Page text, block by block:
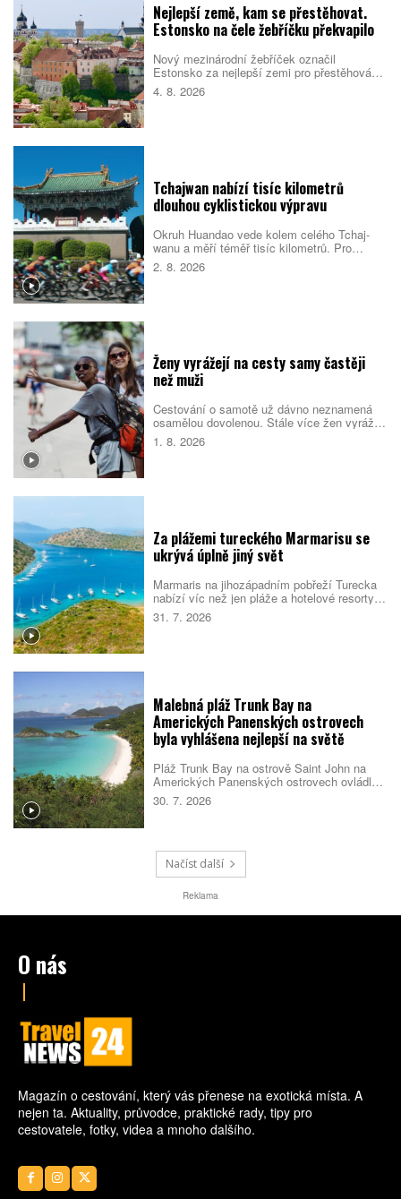
Nejlepší země, kam se přestěhovat.
Estonsko na čele žebříčku překvapilo
Nový mezinárodní žebříček označil
Estonsko za nejlepší zemi pro přestěhování
v roce 2026. Pobaltský stát se umístil před
Singapurem i Malajsií díky kombinaci
4. 8. 2026
Tchajwan nabízí tisíc kilometrů
dlouhou cyklistickou výpravu
Okruh Huandao vede kolem celého Tchaj-
wanu a měří téměř tisíc kilometrů. Pro
místní představuje oblíbený přechodový
rituál, turistům zase ukazuje odlehlé pobřeží,
2. 8. 2026
Ženy vyrážejí na cesty samy častěji
než muži
Cestování o samotě už dávno neznamená
osamělou dovolenou. Stále více žen vyráží
do světa bez partnera či rodiny, zároveň ale
vyhledává malé skupiny stejně naladěných
1. 8. 2026
Za plážemi tureckého Marmarisu se
ukrývá úplně jiný svět
Marmaris na jihozápadním pobřeží Turecka
nabízí víc než jen pláže a hotelové resorty.
Město obklopují borové lesy, zátoky s
průzračnou vodou i pozůstatky dávných
31. 7. 2026
Malebná pláž Trunk Bay na
Amerických Panenských ostrovech
byla vyhlášena nejlepší na světě
Pláž Trunk Bay na ostrově Saint John na
Amerických Panenských ostrovech ovládla
žebříček nejlepších pláží světa pro rok 2026.
Rozhodla kombinace bílého písku, průzračné
podmořská šnorchlovací stezka přímo u
pobřeží.
30. 7. 2026
Načíst další
Reklama
O nás
Magazín o cestování, který vás přenese na exotická místa. A
nejen ta. Aktuality, průvodce, praktické rady, tipy pro
cestovatele, fotky, videa a mnoho dalšího.